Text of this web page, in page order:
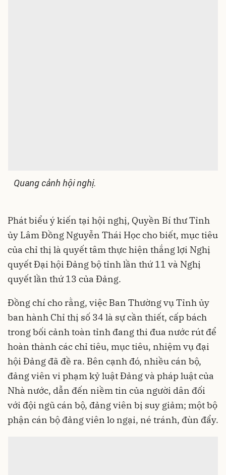
Quang cảnh hội nghị.
Phát biểu ý kiến tại hội nghị, Quyền Bí thư Tỉnh
ủy Lâm Đồng Nguyễn Thái Học cho biết, mục tiêu
của chỉ thị là quyết tâm thực hiện thắng lợi Nghị
quyết Đại hội Đảng bộ tỉnh lần thứ 11 và Nghị
quyết lần thứ 13 của Đảng.
Đồng chí cho rằng, việc Ban Thường vụ Tỉnh ủy
ban hành Chỉ thị số 34 là sự cần thiết, cấp bách
trong bối cảnh toàn tỉnh đang thi đua nước rút để
hoàn thành các chỉ tiêu, mục tiêu, nhiệm vụ đại
hội Đảng đã đề ra. Bên cạnh đó, nhiều cán bộ,
đảng viên vi phạm kỷ luật Đảng và pháp luật của
Nhà nước, dẫn đến niềm tin của người dân đối
với đội ngũ cán bộ, đảng viên bị suy giảm; một bộ
phận cán bộ đảng viên lo ngại, né tránh, đùn đẩy.